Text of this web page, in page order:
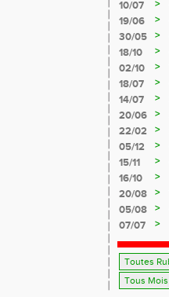
10/07
>
19/06
>
30/05
>
18/10
>
02/10
>
18/07
>
14/07
>
20/06
>
22/02
>
05/12
>
15/11
>
16/10
>
20/08
>
05/08
>
07/07
>